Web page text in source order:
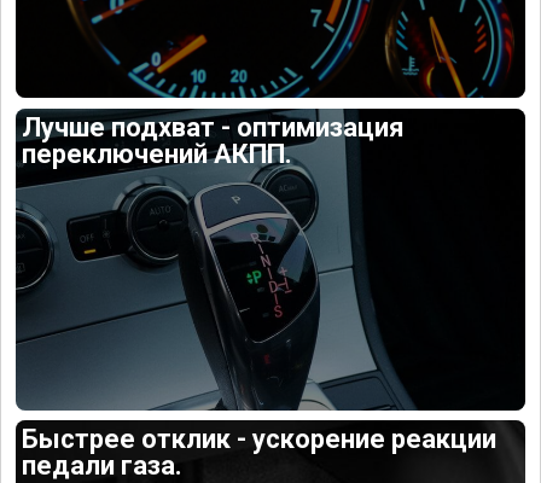
Лучше подхват - оптимизация
переключений АКПП.
Быстрее отклик - ускорение реакции
педали газа.